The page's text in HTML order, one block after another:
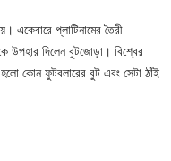
একেবারে প্লাটিনামের তৈরী
উপহার দিলেন বুটজোড়া। বিশ্বের
হলো কোন ফুটবলারের বুট এবং সেটা ঠাঁই